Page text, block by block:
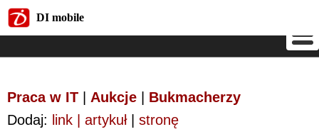
DI mobile
Praca w IT Aukcje
Bukmacherzy
Dodaj: link | artykuł| stronę
DI mobile